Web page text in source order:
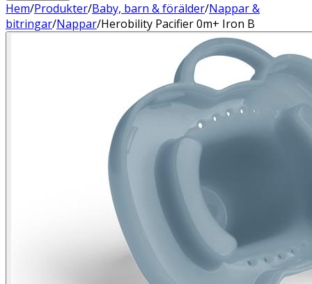
Hem/Produkter/Baby, barn & förälder/Nappar &
bitringar/Nappar/Herobility Pacifier 0m+ Iron B